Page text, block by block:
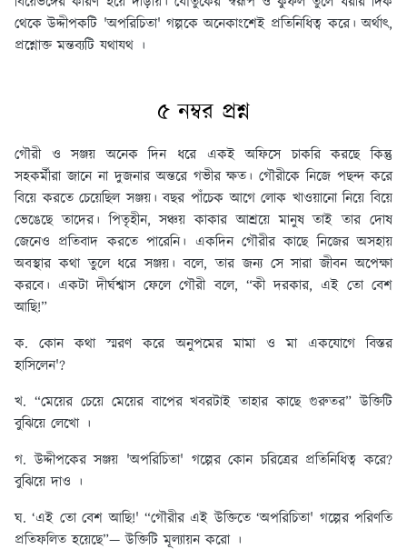
থেকে উদ্দীপকটি 'অপরিচিতা' গল্পকে অনেকাংশেই প্রতিনিধিত্ব করে। অর্থাৎ,
প্রশ্নোক্ত মন্তব্যটি যথাযথ ।
৫ নম্বর প্রশ্ন
গৌরী ও সঞ্জয় অনেক দিন ধরে একই অফিসে চাকরি করছে কিন্তু
সহকর্মীরা জানে না দুজনার অন্তরে গভীর ক্ষত। গৌরীকে নিজে পছন্দ করে
বিয়ে করতে চেয়েছিল সঞ্জয়। বছর পাঁচেক আগে লোক খাওয়ানো নিয়ে বিয়ে
ভেঙেছে তাদের। পিতৃহীন, সঞ্চয় কাকার আশ্রয়ে মানুষ তাই তার দোষ
জেনেও প্রতিবাদ করতে পারেনি। একদিন গৌরীর কাছে নিজের অসহায়
অবস্থার কথা তুলে ধরে সঞ্জয়। বলে, তার জন্য সে সারা জীবন অপেক্ষা
করবে। একটা দীর্ঘশ্বাস ফেলে গৌরী বলে, “কী দরকার, এই তো বেশ
আছি!”
ক. কোন কথা স্মরণ করে অনুপমের মামা ও মা একযোগে বিস্তর
হাসিলেন'?
খ. “মেয়ের চেয়ে মেয়ের বাপের খবরটাই তাহার কাছে গুরুতর” উক্তিটি
বুঝিয়ে লেখো ।
গ. উদ্দীপকের সঞ্জয় 'অপরিচিতা' গল্পের কোন চরিত্রের প্রতিনিধিত্ব করে?
বুঝিয়ে দাও ।
ঘ. ‘এই তো বেশ আছি!' “গৌরীর এই উক্তিতে ‘অপরিচিতা' গল্পের পরিণতি
প্রতিফলিত হয়েছে”— উক্তিটি মূল্যায়ন করো ।